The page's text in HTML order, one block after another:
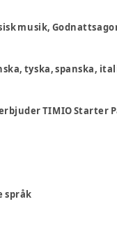
musik,
tyska, spanska,
TIMIO Starter
språk